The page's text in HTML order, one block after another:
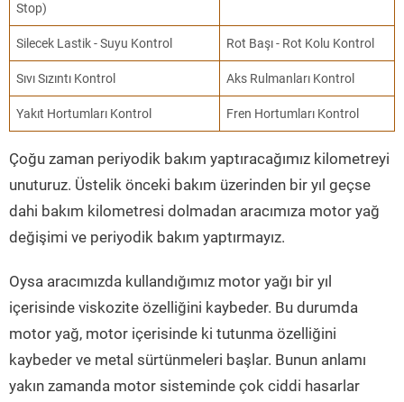
Stop)
Silecek Lastik - Suyu Kontrol Rot Başı - Rot Kolu Kontrol
Sıvı Sızıntı Kontrol Aks Rulmanları Kontrol
Yakıt Hortumları Kontrol Fren Hortumları Kontrol
Çoğu zaman periyodik bakım yaptıracağımız kilometreyi
unuturuz. Üstelik önceki bakım üzerinden bir yıl geçse
dahi bakım kilometresi dolmadan aracımıza motor yağ
değişimi ve periyodik bakım yaptırmayız.
Oysa aracımızda kullandığımız motor yağı bir yıl
içerisinde viskozite özelliğini kaybeder. Bu durumda
motor yağ, motor içerisinde ki tutunma özelliğini
kaybeder ve metal sürtünmeleri başlar. Bunun anlamı
yakın zamanda motor sisteminde çok ciddi hasarlar